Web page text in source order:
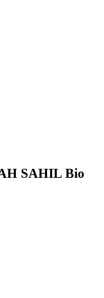
SAHIL Bio